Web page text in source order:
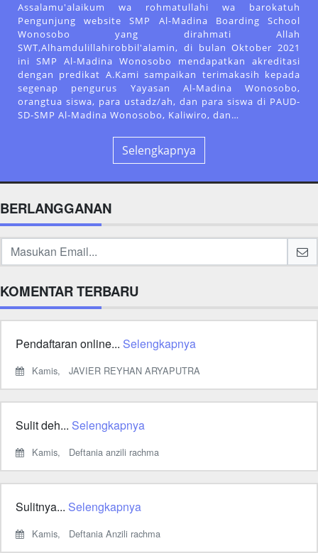
Assalamu'alaikum wa rohmatullahi wa barokatuh
Pengunjung website SMP Al-Madina Boarding School
Wonosobo yang dirahmati Allah
SWT,Alhamdulillahirobbil'alamin, di bulan Oktober 2021
ini SMP Al-Madina Wonosobo mendapatkan akreditasi
dengan predikat A.Kami sampaikan terimakasih kepada
segenap pengurus Yayasan Al-Madina Wonosobo,
orangtua siswa, para ustadz/ah, dan para siswa di PAUD-
SD-SMP Al-Madina Wonosobo, Kaliwiro, dan…
Selengkapnya
BERLANGGANAN
KOMENTAR TERBARU
Pendaftaran online... Selengkapnya
Kamis, JAVIER REYHAN ARYAPUTRA
Sulit deh... Selengkapnya
Kamis, Deftania anzili rachma
Sulitnya... Selengkapnya
Kamis, Deftania Anzili rachma